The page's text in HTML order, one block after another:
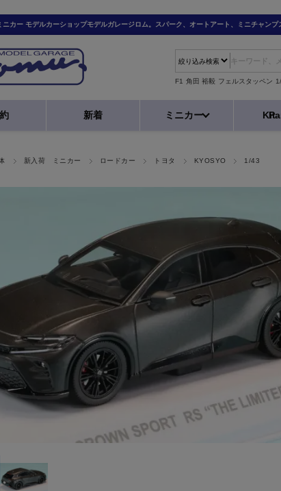
カー モデルカーショップモデルガレージロム。スパーク、オートアート、ミニチャン
F1 角田 裕毅 フェルスタッペン
新着 ミニカー Kit
新入荷 ミニカー ロードカー トヨタ KYOSYO 1/43